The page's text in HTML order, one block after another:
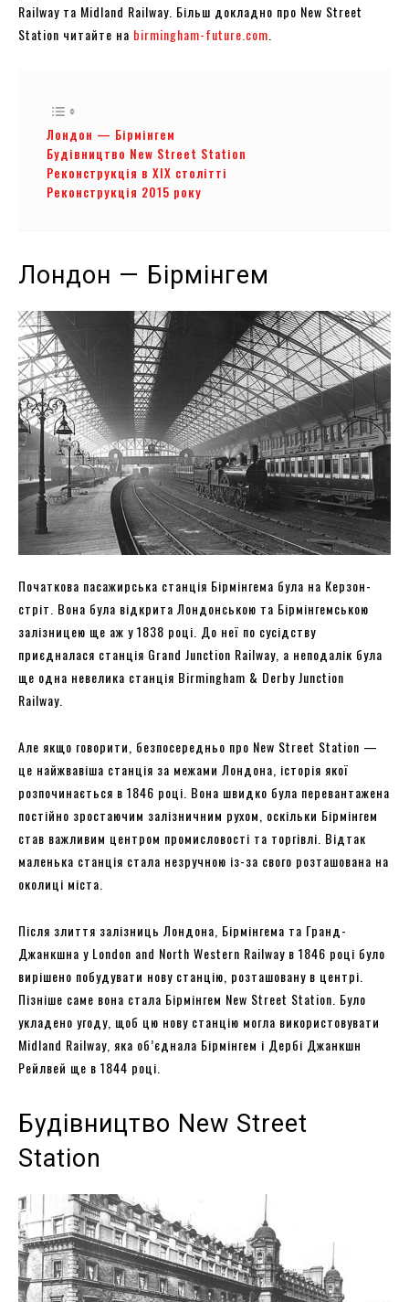
Railway та Midland Railway. Більш докладно про New Street
Station читайте на birmingham-future.com
Лондон — Бірмінгем
Будівництво New Street Station
Реконструкція в ХІХ столітті
Реконструкція 2015 року
Лондон — Бірмінгем
Початкова пасажирська станція Бірмінгема була на Керзон-
стріт. Вона була відкрита Лондонською та Бірмінгемською
залізницею ще аж у 1838 році. До неї по сусідству
приєдналася станція Grand Junction Railway, а неподалік була
ще одна невелика станція Birmingham & Derby Junction
Railway.
Але якщо говорити, безпосередньо про New Street Station —
це найжвавіша станція за межами Лондона, історія якої
розпочинається в 1846 році. Вона швидко була перевантажена
постійно зростаючим залізничним рухом, оскільки Бірмінгем
став важливим центром промисловості та торгівлі. Відтак
маленька станція стала незручною із-за свого розташована на
околиці міста.
Після злиття залізниць Лондона, Бірмінгема та Гранд-
Джанкшна у London and North Western Railway в 1846 році було
вирішено побудувати нову станцію, розташовану в центрі.
Пізніше саме вона стала Бірмінгем New Street Station. Було
укладено угоду, щоб цю нову станцію могла використовувати
Midland Railway, яка об’єднала Бірмінгем і Дербі Джанкшн
Рейлвей ще в 1844 році.
Будівництво New Street
Station